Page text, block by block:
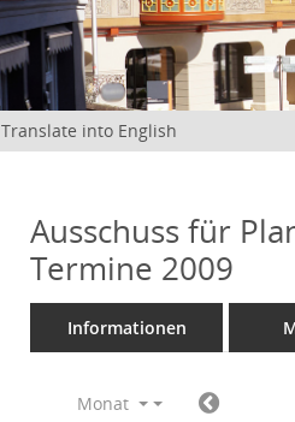
Translate into English
Ausschuss für
Termine 2009
Informationen
Monat